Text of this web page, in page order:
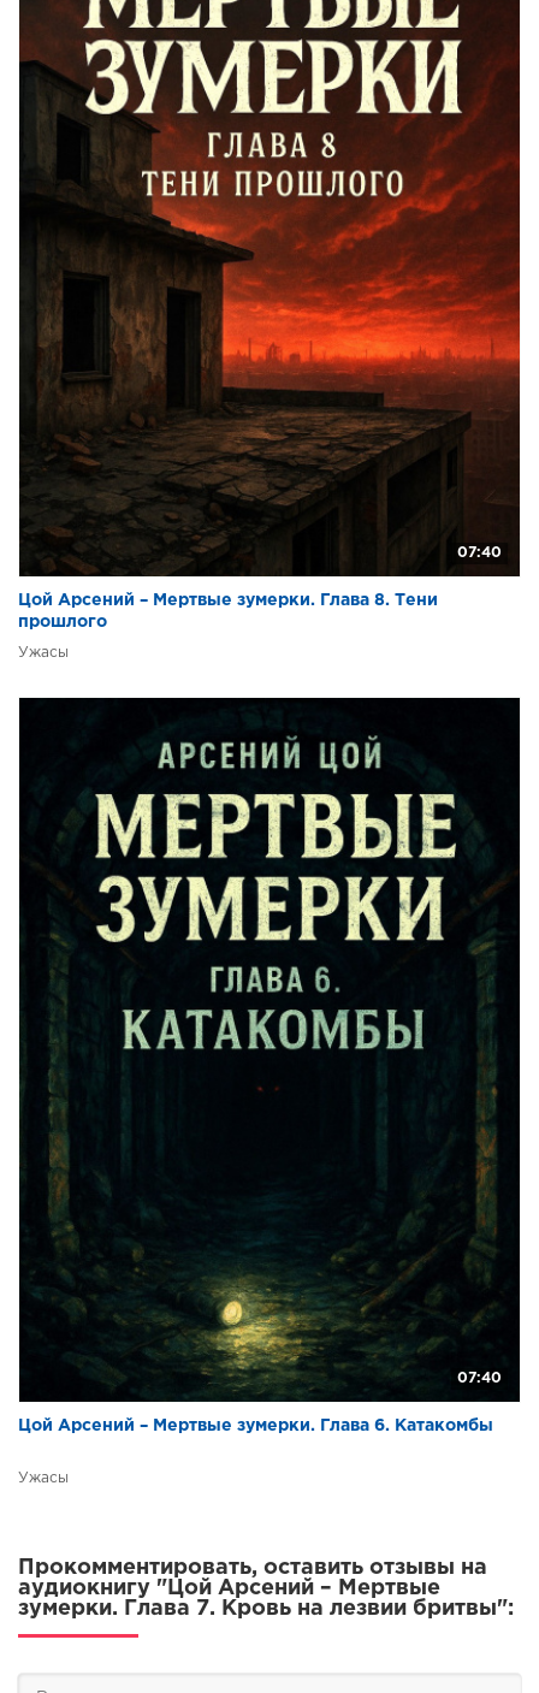
07:40
Цой Арсений – Мертвые зумерки. Глава 8. Тени
прошлого
Ужасы
07:40
Цой Арсений – Мертвые зумерки. Глава 6. Катакомбы
Ужасы
Прокомментировать, оставить отзывы на
аудиокнигу "Цой Арсений – Мертвые
зумерки. Глава 7. Кровь на лезвии бритвы":